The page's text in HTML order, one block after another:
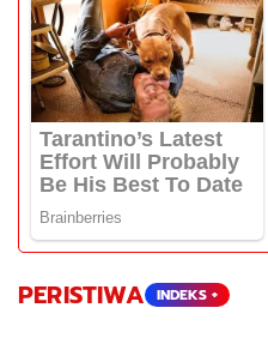
PERISTIWA INDEKS +